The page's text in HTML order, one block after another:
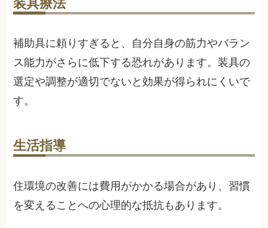
補助具に頼りすぎると、自分自身の筋力やバラン
ス能力がさらに低下する恐れがあります。装具の
選定や調整が適切でないと効果が得られにくいで
す。
生活指導
住環境の改善には費用がかかる場合があり、習慣
を変えることへの心理的な抵抗もあります。